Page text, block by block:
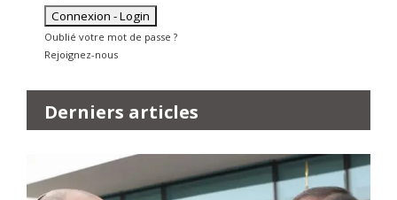
Oublié votre mot de passe ?
Rejoignez-nous
Derniers articles